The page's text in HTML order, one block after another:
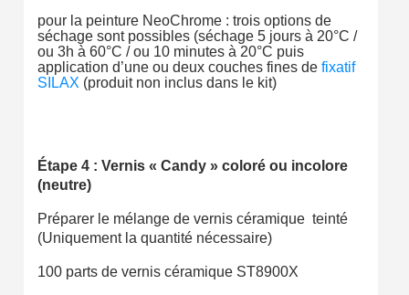
pour la peinture NeoChrome : trois options de
séchage sont possibles (séchage 5 jours à 20°C /
ou 3h à 60°C / ou 10 minutes à 20°C puis
application d’une ou deux couches fines de fixatif
SILAX (produit non inclus dans le kit)
Étape 4 : Vernis « Candy » coloré ou incolore
(neutre)
Préparer le mélange de vernis céramique teinté
(Uniquement la quantité nécessaire)
100 parts de vernis céramique ST8900X